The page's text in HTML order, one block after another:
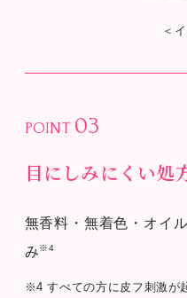
＜
POINT 03
目にしみにくい処
無香料・無着色・オイ
み※4
※4 すべての方に皮フ刺激が